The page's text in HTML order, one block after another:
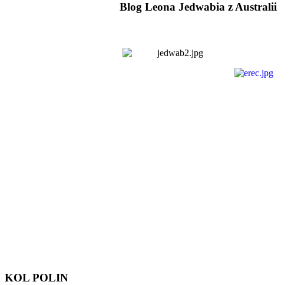
Blog Leona Jedwabia z Australii
KOL POLIN